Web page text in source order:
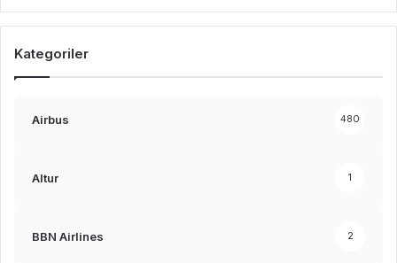
Kategoriler
Airbus 480
Altur 1
BBN Airlines 2